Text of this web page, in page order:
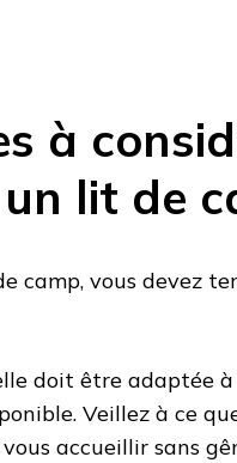
à
lit de
camp, vous devez
doit être adaptée
Veillez à ce
accueillir sans